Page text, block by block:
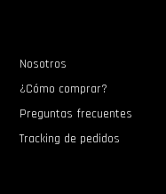
Nosotros
¿Cómo comprar?
Preguntas frecuentes
Tracking de pedidos